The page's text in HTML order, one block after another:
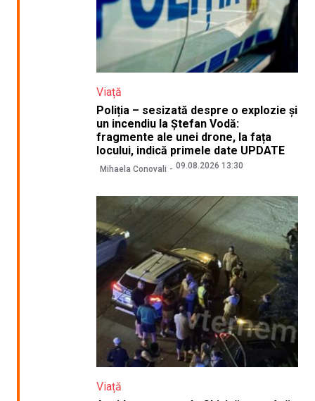
Viață
Poliția – sesizată despre o explozie și
un incendiu la Ștefan Vodă:
fragmente ale unei drone, la fața
locului, indică primele date UPDATE
Mihaela Conovali 09.08.2026 13:30
Viață